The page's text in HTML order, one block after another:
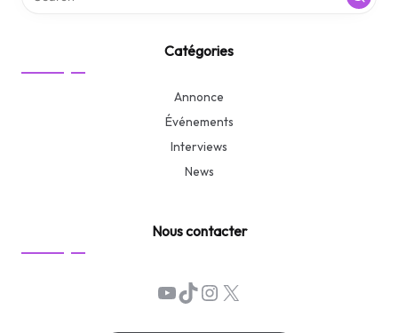
Catégories
Annonce
Événements
Interviews
News
Nous contacter
YouTube
TikTok
Instagram
X